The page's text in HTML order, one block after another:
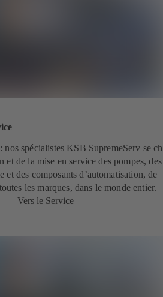
nos spécialistes KSB SupremeServ se
et de la mise en service des pompes, des
et des composants d’automatisation, de
les marques, dans le monde entier.
Vers le Service